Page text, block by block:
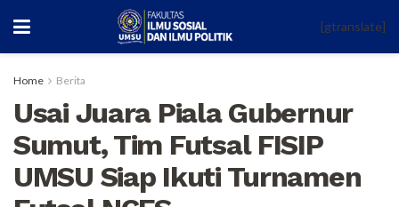
[gtranslate]
Home Berita
Usai Juara Piala Gubernur
Sumut, Tim Futsal FISIP
UMSU Siap Ikuti Turnamen